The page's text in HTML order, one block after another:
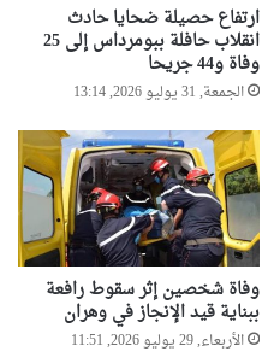
ارتفاع حصيلة ضحايا حادث
انقلاب حافلة ببومرداس إلى 25
وفاة و44 جريحا
الجمعة, 31 يوليو 2026, 13:14
وفاة شخصين إثر سقوط رافعة
ببناية قيد الإنجاز في وهران
الأربعاء, 29 يوليو 2026, 11:51